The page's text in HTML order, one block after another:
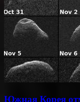
Южная Корея